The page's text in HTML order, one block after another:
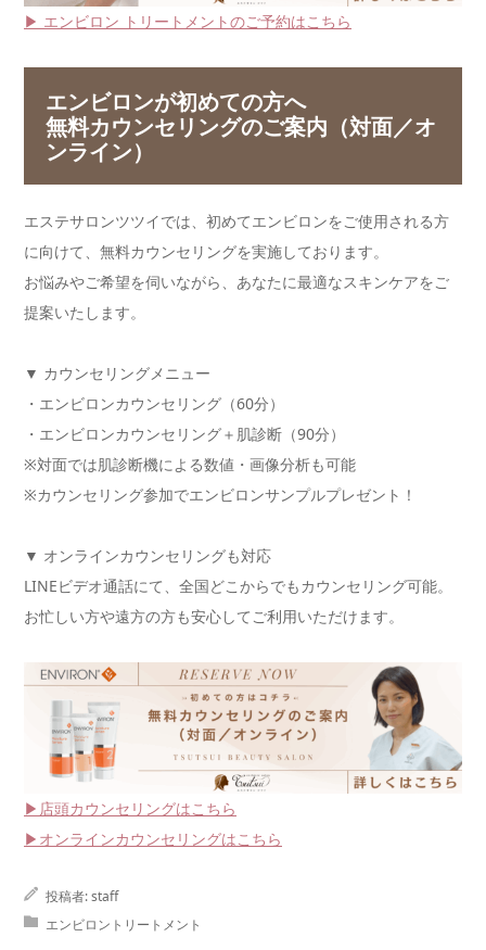
▶ エンビロン トリートメントのご予約はこちら
エンビロンが初めての方へ
無料カウンセリングのご案内（対面／オ
ンライン）
エステサロンツツイでは、初めてエンビロンをご使用される方
に向けて、無料カウンセリングを実施しております。
お悩みやご希望を伺いながら、あなたに最適なスキンケアをご
提案いたします。
▼ カウンセリングメニュー
・エンビロンカウンセリング（60分）
・エンビロンカウンセリング＋肌診断（90分）
※対面では肌診断機による数値・画像分析も可能
※カウンセリング参加でエンビロンサンプルプレゼント！
▼ オンラインカウンセリングも対応
LINEビデオ通話にて、全国どこからでもカウンセリング可能。
お忙しい方や遠方の方も安心してご利用いただけます。
▶店頭カウンセリングはこちら
▶オンラインカウンセリングはこちら
投稿者:staff
エンビロントリートメント